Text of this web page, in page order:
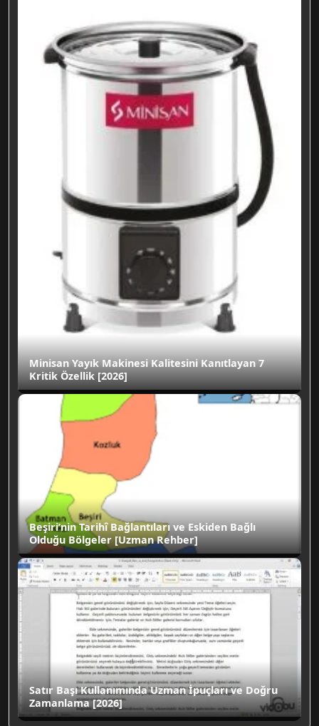
Minisan Yayık Makinesi Kalitesini Kanıtlayan 7
Kritik Özellik [2026]
Beşiri’nin Tarihî Bağlantıları ve Eskiden Bağlı
Olduğu Bölgeler [Uzman Rehber]
Satır Başı Kullanımında Uzman İpuçları ve Doğru
Zamanlama [2026]